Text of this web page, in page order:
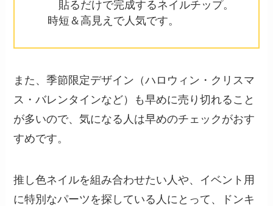
貼るだけで完成するネイルチップ。
時短＆高見えで人気です。
また、季節限定デザイン（ハロウィン・クリスマ
ス・バレンタインなど）も早めに売り切れること
が多いので、気になる人は早めのチェックがおす
すめです。
推し色ネイルを組み合わせたい人や、イベント用
に特別なパーツを探している人にとって、ドンキ